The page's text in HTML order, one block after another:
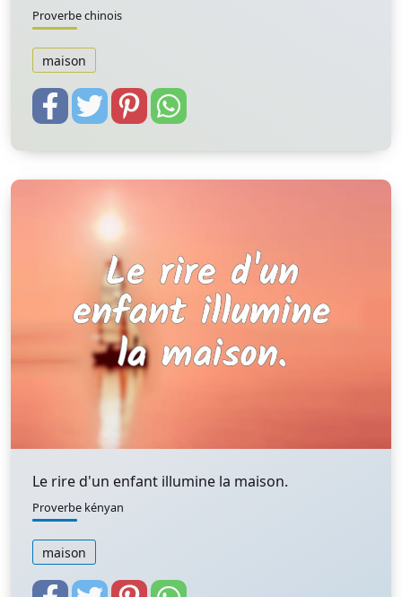
Proverbe chinois
maison
Le rire d'un enfant illumine la maison.
Proverbe kényan
maison